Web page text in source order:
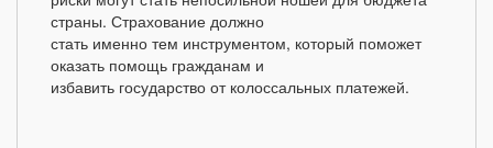
страны. Страхование должно
стать именно тем инструментом, который поможет
оказать помощь гражданам и
избавить государство от колоссальных платежей.